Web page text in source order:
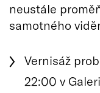
neustále
samotného
Vernisáž
22:00 v